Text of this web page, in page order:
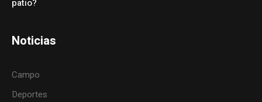
patio?
Noticias
Campo
Deportes